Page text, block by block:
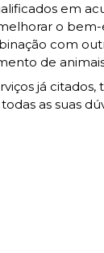
em
o
com
de
já citados,
as suas